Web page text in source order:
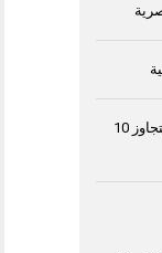
إنتاج القمح في مصر خلال موسم 2026، يتجاوز 10